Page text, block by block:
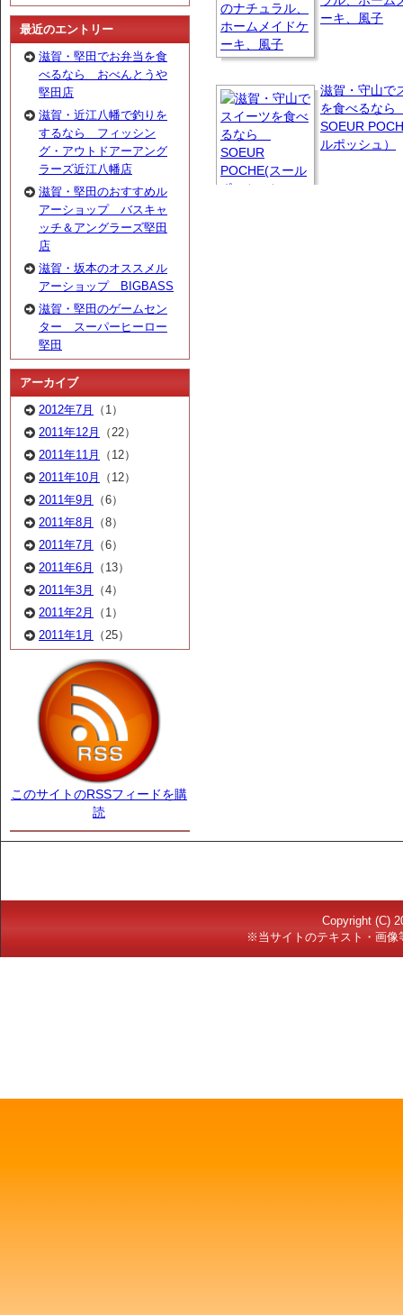
ーキ、風子
滋賀・守山で
を食べるな
SOEUR
ルポッシュ）
最近のエントリー
滋賀・堅田でお弁当を食
べるなら おべんとうや
堅田店
滋賀・近江八幡で釣りを
するなら フィッシン
グ・アウトドアーアング
ラーズ近江八幡店
滋賀・堅田のおすすめル
アーショップ バスキャ
ッチ＆アングラーズ堅田
店
滋賀・坂本のオススメル
アーショップ BIGBASS
滋賀・堅田のゲームセン
ター スーパーヒーロー
堅田
アーカイブ
2012年7月
（1）
2011年12月
（22）
2011年11月
（12）
2011年10月
（12）
2011年9月
（6）
2011年8月
（8）
2011年7月
（6）
2011年6月
（13）
2011年3月
（4）
2011年2月
（1）
2011年1月
（25）
このサイトのRSSフィードを購
読
Copyright (C)
※当サイトのテキスト・画像